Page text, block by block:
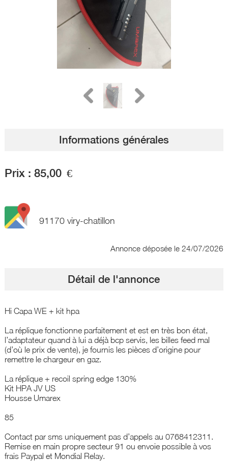
Informations générales
Prix : 85,00 €
91170 viry-chatillon
Annonce déposée le 24/07/2026
Détail de l'annonce
Hi Capa WE + kit hpa
La réplique fonctionne parfaitement et est en très bon état,
l’adaptateur quand à lui a déjà bcp servis, les billes feed mal
(d’où le prix de vente), je fournis les pièces d’origine pour
remettre le chargeur en gaz.
La réplique + recoil spring edge 130%
Kit HPA JV US
Housse Umarex
85
Contact par sms uniquement pas d’appels au 0768412311.
Remise en main propre secteur 91 ou envoie possible à vos
frais Paypal et Mondial Relay.